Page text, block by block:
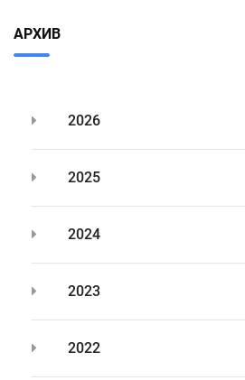
АРХИВ
2026
2025
2024
2023
2022